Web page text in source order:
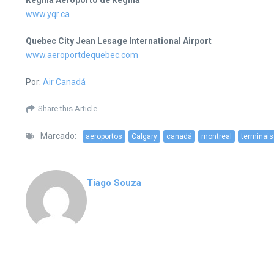
www.yqr.ca
Quebec City Jean Lesage International Airport
www.aeroportdequebec.com
Por: Air Canadá
Share this Article
Marcado: aeroportos Calgary canadá montreal terminais
Tiago Souza